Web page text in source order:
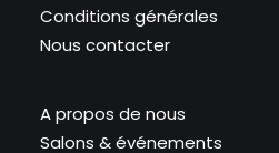
Conditions générales
Nous contacter
A propos de nous
Salons & événements